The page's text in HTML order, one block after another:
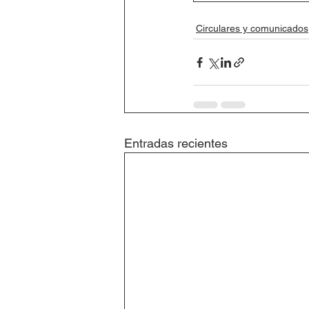
Circulares y comunicados
Entradas recientes